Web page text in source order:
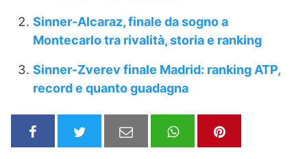
Sinner-Alcaraz, finale da sogno a
Montecarlo tra rivalità, storia e ranking
Sinner-Zverev finale Madrid: ranking ATP,
record e quanto guadagna